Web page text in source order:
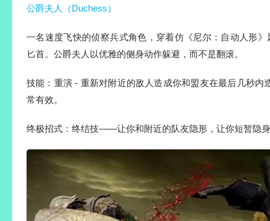
公爵夫人（Duchess）
一名速度飞快的侦察兵式角色，穿着仿《尼尔：自动人形
匕首。公爵夫人以优雅的侧身动作躲避，而不是翻滚。
技能：重演 - 重新对附近的敌人造成你和盟友在最后几秒内
常有效。
终极招式：终结技——让你和附近的队友隐形，让你短暂隐